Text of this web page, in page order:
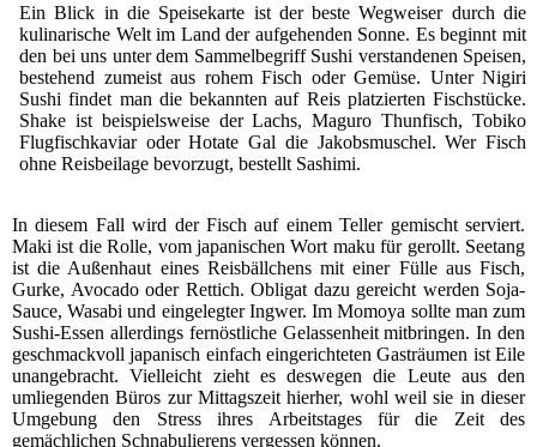
Ein Blick in die Speisekarte ist der beste Wegweiser durch die
kulinarische Welt im Land der aufgehenden Sonne. Es beginnt mit
den bei uns unter dem Sammelbegriff Sushi verstandenen Speisen,
bestehend zumeist aus rohem Fisch oder Gemüse. Unter Nigiri
Sushi findet man die bekannten auf Reis platzierten Fischstücke.
Shake ist beispielsweise der Lachs, Maguro Thunfisch, Tobiko
Flugfischkaviar oder Hotate Gal die Jakobsmuschel. Wer Fisch
ohne Reisbeilage bevorzugt, bestellt Sashimi.
In diesem Fall wird der Fisch auf einem Teller gemischt serviert.
Maki ist die Rolle, vom japanischen Wort maku für gerollt. Seetang
ist die Außenhaut eines Reisbällchens mit einer Fülle aus Fisch,
Gurke, Avocado oder Rettich. Obligat dazu gereicht werden Soja-
Sauce, Wasabi und eingelegter Ingwer. Im Momoya sollte man zum
Sushi-Essen allerdings fernöstliche Gelassenheit mitbringen. In den
geschmackvoll japanisch einfach eingerichteten Gasträumen ist Eile
unangebracht. Vielleicht zieht es deswegen die Leute aus den
umliegenden Büros zur Mittagszeit hierher, wohl weil sie in dieser
Umgebung den Stress ihres Arbeitstages für die Zeit des
gemächlichen Schnabulierens vergessen können.